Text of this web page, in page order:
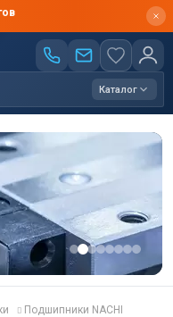
Каталог
Подшипники NACHI